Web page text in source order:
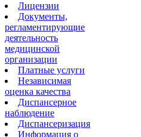
Лицензии
Документы,
регламентирующие
деятельность
медицинской
организации
Платные услуги
Независимая
оценка качества
Диспансерное
наблюдение
Диспансеризация
Информация о